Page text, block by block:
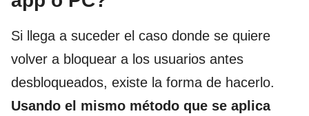
Si llega a suceder el caso donde se quiere
volver a bloquear a los usuarios antes
desbloqueados, existe la forma de hacerlo.
Usando el mismo método que se aplica